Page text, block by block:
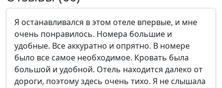
Я останавливался в этом отеле впервые, и мне
очень понравилось. Номера большие и
удобные. Все аккуратно и опрятно. В номере
было все самое необходимое. Кровать была
большой и удобной. Отель находится далеко от
дороги, поэтому здесь очень тихо. Я не слышала